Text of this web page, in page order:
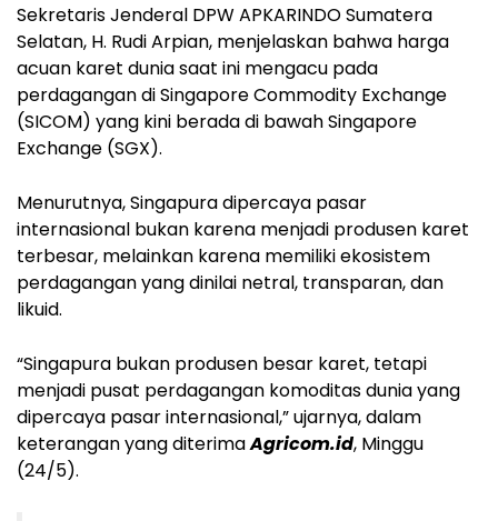
Sekretaris Jenderal DPW APKARINDO Sumatera
Selatan, H. Rudi Arpian, menjelaskan bahwa harga
acuan karet dunia saat ini mengacu pada
perdagangan di Singapore Commodity Exchange
(SICOM) yang kini berada di bawah Singapore
Exchange (SGX).
Menurutnya, Singapura dipercaya pasar
internasional bukan karena menjadi produsen karet
terbesar, melainkan karena memiliki ekosistem
perdagangan yang dinilai netral, transparan, dan
likuid.
“Singapura bukan produsen besar karet, tetapi
menjadi pusat perdagangan komoditas dunia yang
dipercaya pasar internasional,” ujarnya, dalam
keterangan yang diterimaAgricom.id, Minggu
(24/5).